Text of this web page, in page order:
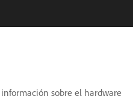
sobre el hardware